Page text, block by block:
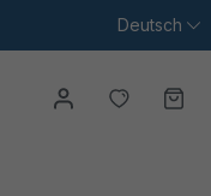
Deutsch
Du